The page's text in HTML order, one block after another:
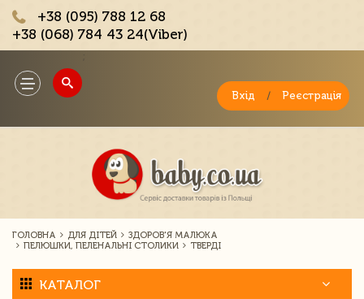
+38 (095) 788 12 68
+38 (068) 784 43 24(Viber)
Toggle
navigation
Вхід / Реєстрація
ГОЛОВНА ДЛЯ ДІТЕЙ
ЗДОРОВ'Я МАЛЮКА
ПЕЛЮШКИ, ПЕЛЕНАЛЬНІ СТОЛИКИ
ТВЕРДІ
КАТАЛОГ